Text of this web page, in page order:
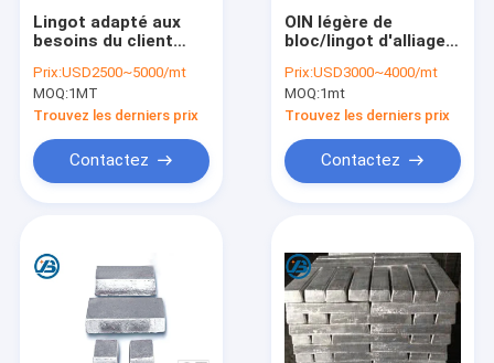
Lingot adapté aux
besoins du client
AM20, billette
d'alliage de
magnésium de
Magesium
Prix:USD2500~5000/mt
MOQ:1MT
Trouvez les derniers prix
Contactez
OIN légère de
bloc/lingot d'alliage
d'AZ31B diplôméee
Prix:USD3000~4000/mt
MOQ:1mt
Trouvez les derniers prix
Contactez